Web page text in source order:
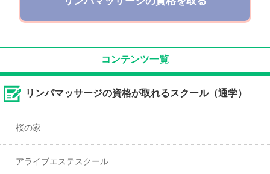
コンテンツ一覧
リンパマッサージの資格が取れるスクール（通学）
桜の家
アライブエステスクール